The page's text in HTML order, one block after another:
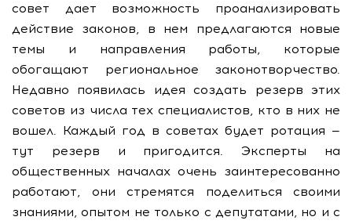
совет дает возможность проанализировать
действие законов, в нем предлагаются новые
темы и направления работы, которые
обогащают региональное законотворчество.
Недавно появилась идея создать резерв этих
советов из числа тех специалистов, кто в них не
вошел. Каждый год в советах будет ротация —
тут резерв и пригодится. Эксперты на
общественных началах очень заинтересованно
работают, они стремятся поделиться своими
знаниями, опытом не только с депутатами, но и с